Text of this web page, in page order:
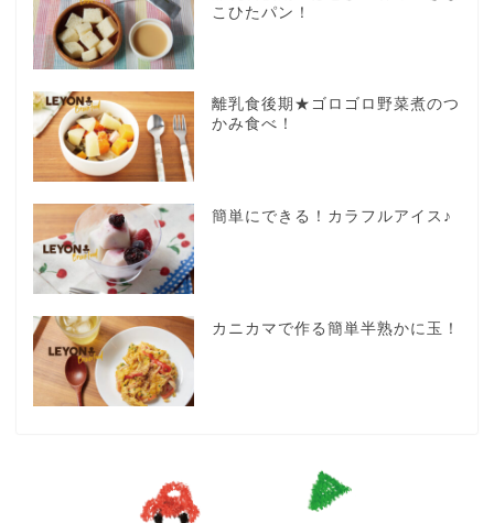
こひたパン！
離乳食後期★ゴロゴロ野菜煮のつ
かみ食べ！
簡単にできる！カラフルアイス♪
カニカマで作る簡単半熟かに玉！